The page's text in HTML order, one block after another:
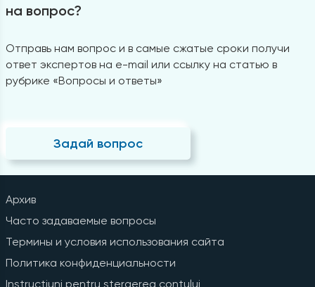
на вопрос?
Отправь нам вопрос и в самые сжатые сроки получи
ответ экспертов на e-mail или ссылку на статью в
рубрике «Вопросы и ответы»
Задай вопрос
Архив
Часто задаваемые вопросы
Термины и условия использования сайта
Политика конфиденциальности
Instrucțiuni pentru ștergerea contului